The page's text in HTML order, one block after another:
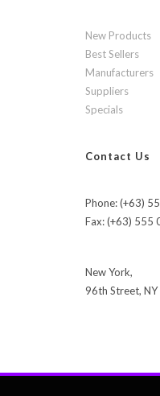
New Products
Best Sellers
Manufacturers
Suppliers
Specials
Contact Us
Phone: (+63)
Fax: (+63) 555
New York,
96th Street,